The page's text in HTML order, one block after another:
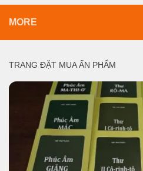
MORE
TRANG ĐẶT MUA ẤN PHẨM